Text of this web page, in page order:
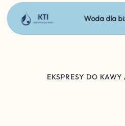
Woda dla
EKSPRESY DO KAWY